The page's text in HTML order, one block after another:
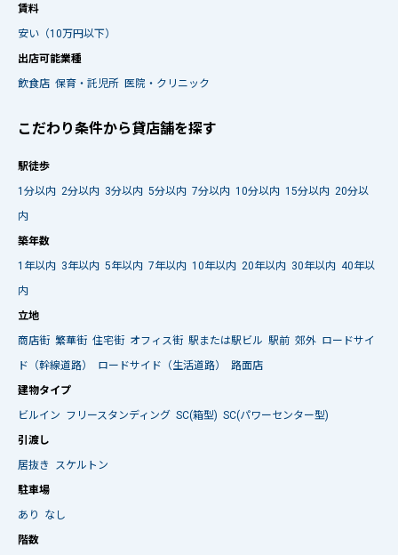
賃料
安い（10万円以下）
出店可能業種
飲食店 保育・託児所 医院・クリニック
こだわり条件から貸店舗を探す
駅徒歩
1分以内 2分以内 3分以内 5分以内 7分以内 10分以内 15分以内 20分以
内
築年数
1年以内 3年以内 5年以内 7年以内 10年以内 20年以内 30年以内 40年以
内
立地
商店街 繁華街 住宅街 オフィス街 駅または駅ビル 駅前 郊外 ロードサイ
ド（幹線道路）
ロードサイド（生活道路）
路面店
建物タイプ
ビルイン フリースタンディング SC(箱型) SC(パワーセンター型)
引渡し
居抜き
スケルトン
駐車場
あり
なし
階数